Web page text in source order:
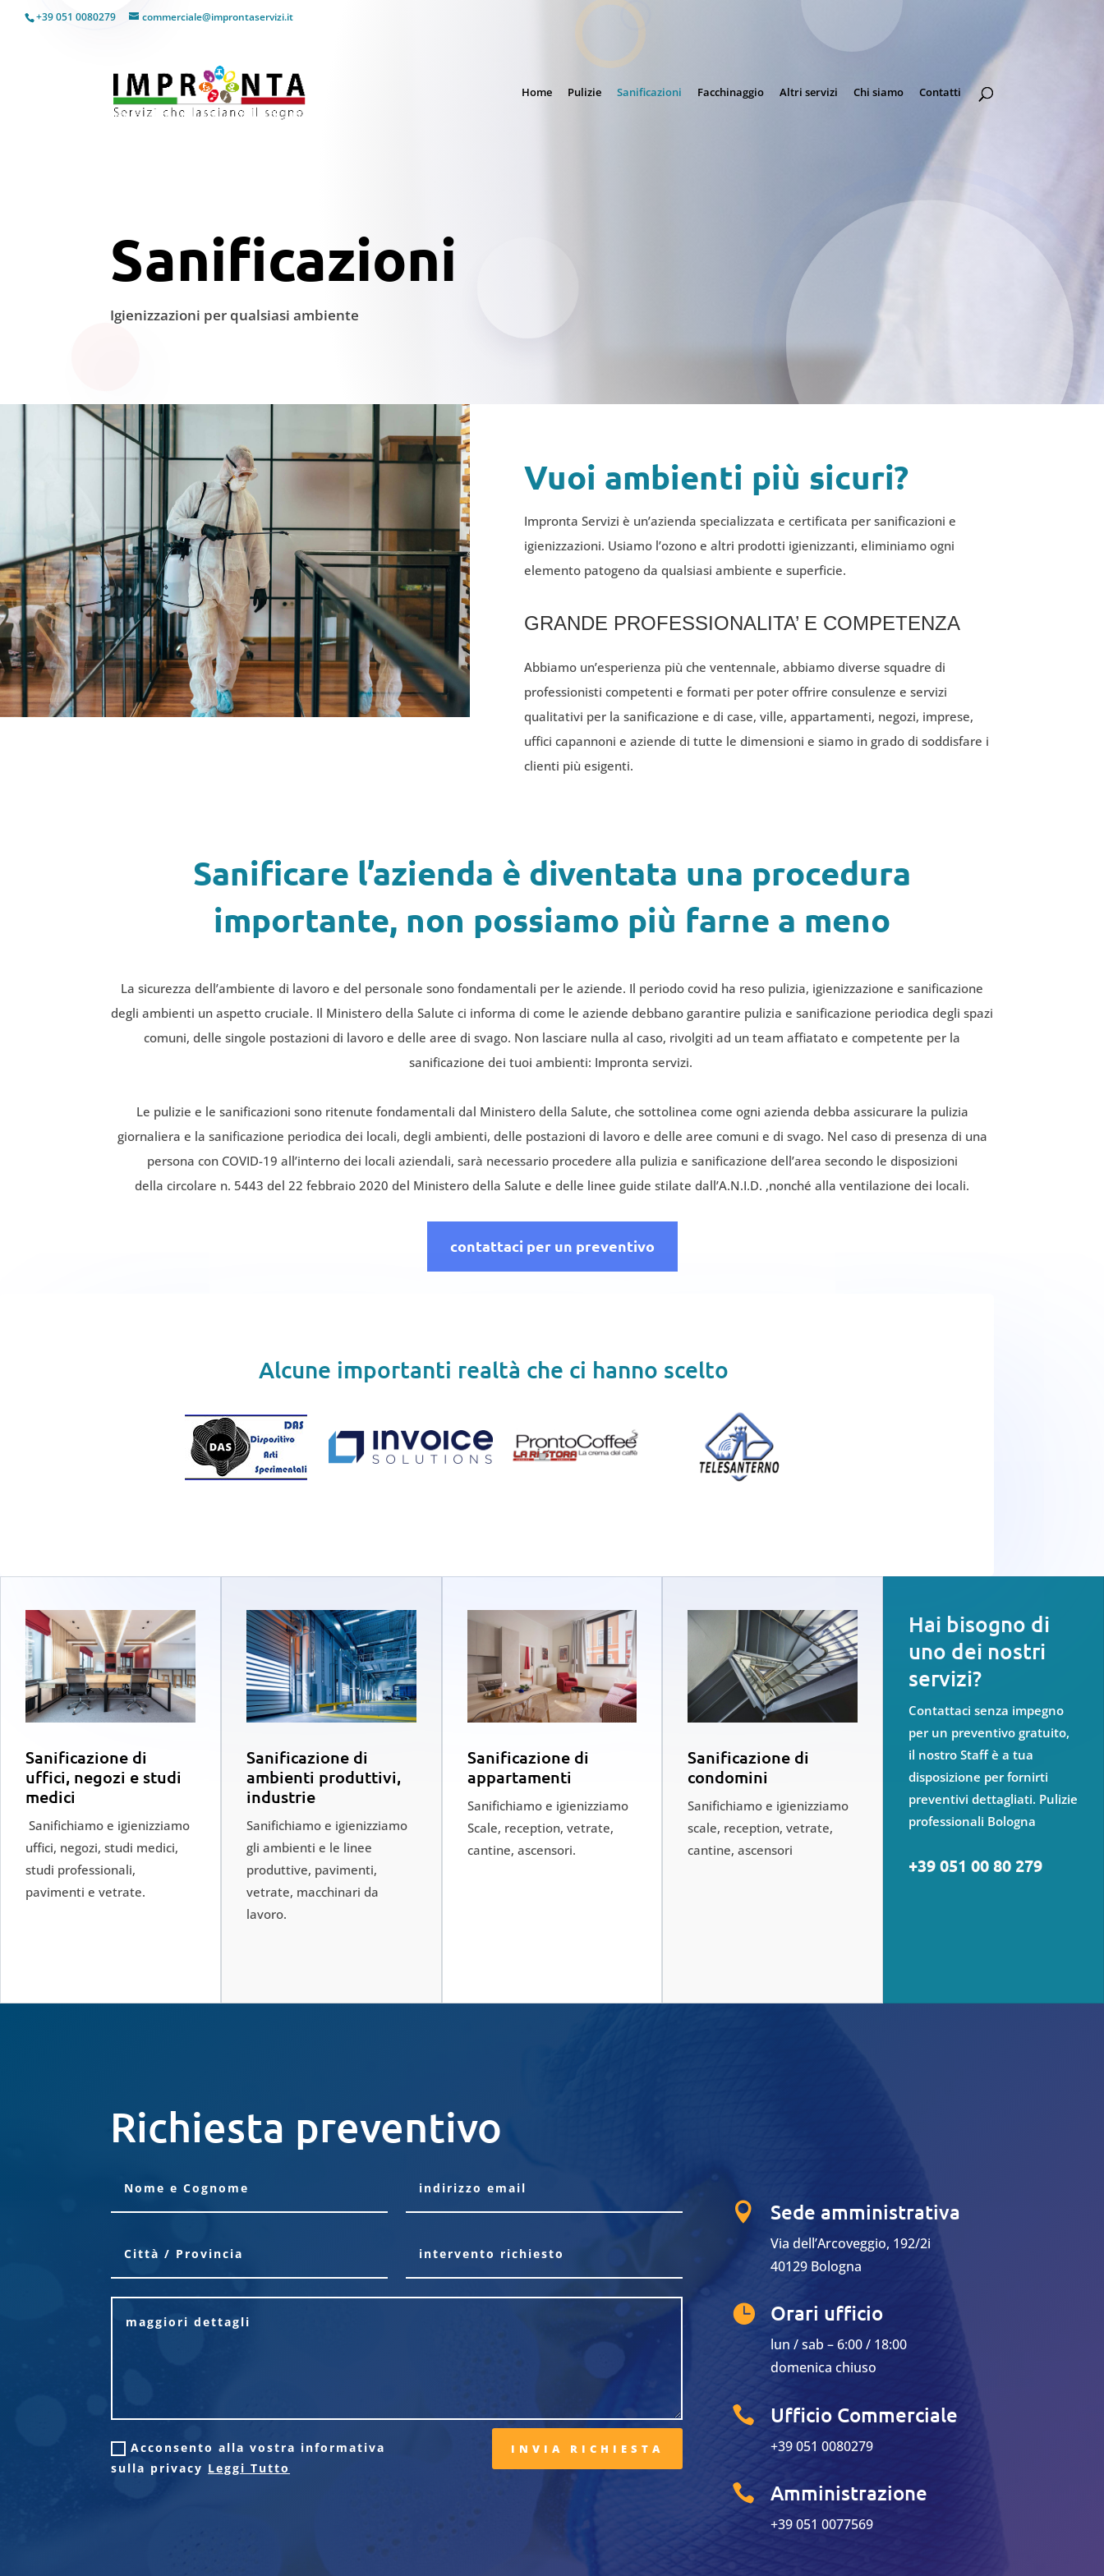
+39 051 0080279 commerciale@improntaservizi.it
Home Pulizie Sanificazioni Facchinaggio Altri servizi Chi siamo Contatti
Sanificazioni
Igienizzazioni per qualsiasi ambiente
Vuoi ambienti più sicuri?
Impronta Servizi è un’azienda specializzata e certificata per sanificazioni e
igienizzazioni. Usiamo l’ozono e altri prodotti igienizzanti, eliminiamo ogni
elemento patogeno da qualsiasi ambiente e superficie.
GRANDE PROFESSIONALITA’ E COMPETENZA
Abbiamo un’esperienza più che ventennale, abbiamo diverse squadre di
professionisti competenti e formati per poter offrire consulenze e servizi
qualitativi per la sanificazione e di case, ville, appartamenti, negozi, imprese,
uffici capannoni e aziende di tutte le dimensioni e siamo in grado di soddisfare i
clienti più esigenti.
Sanificare l’azienda è diventata una procedura
importante, non possiamo più farne a meno
La sicurezza dell’ambiente di lavoro e del personale sono fondamentali per le aziende. Il periodo covid ha reso pulizia, igienizzazione e sanificazione
degli ambienti un aspetto cruciale. Il Ministero della Salute ci informa di come le aziende debbano garantire pulizia e sanificazione periodica degli spazi
comuni, delle singole postazioni di lavoro e delle aree di svago. Non lasciare nulla al caso, rivolgiti ad un team affiatato e competente per la
sanificazione dei tuoi ambienti: Impronta servizi.
Le pulizie e le sanificazioni sono ritenute fondamentali dal Ministero della Salute, che sottolinea come ogni azienda debba assicurare la pulizia
giornaliera e la sanificazione periodica dei locali, degli ambienti, delle postazioni di lavoro e delle aree comuni e di svago. Nel caso di presenza di una
persona con COVID-19 all’interno dei locali aziendali, sarà necessario procedere alla pulizia e sanificazione dell’area secondo le disposizioni
della circolare n. 5443 del 22 febbraio 2020 del Ministero della Salute e delle linee guide stilate dall’A.N.I.D. ,nonché alla ventilazione dei locali.
contattaci per un preventivo
Alcune importanti realtà che ci hanno scelto
Sanificazione di
uffici, negozi e studi
medici
Sanifichiamo e igienizziamo
uffici, negozi, studi medici,
studi professionali,
pavimenti e vetrate.
Sanificazione di
ambienti produttivi,
industrie
Sanifichiamo e igienizziamo
gli ambienti e le linee
produttive, pavimenti,
vetrate, macchinari da
lavoro.
Sanificazione di
appartamenti
Sanifichiamo e igienizziamo
Scale, reception, vetrate,
cantine, ascensori.
Sanificazione di
condomini
Sanifichiamo e igienizziamo
scale, reception, vetrate,
cantine, ascensori
Hai bisogno di
uno dei nostri
servizi?
Contattaci senza impegno
per un preventivo gratuito,
il nostro Staff è a tua
disposizione per fornirti
preventivi dettagliati. Pulizie
professionali Bologna
+39 051 00 80 279
Richiesta preventivo
Acconsento alla vostra informativa
sulla privacy Leggi Tutto
INVIA RICHIESTA
 Sede amministrativa
Via dell’Arcoveggio, 192/2i
40129 Bologna
 Orari ufficio
lun / sab – 6:00 / 18:00
domenica chiuso
 Ufficio Commerciale
+39 051 0080279
 Amministrazione
+39 051 0077569